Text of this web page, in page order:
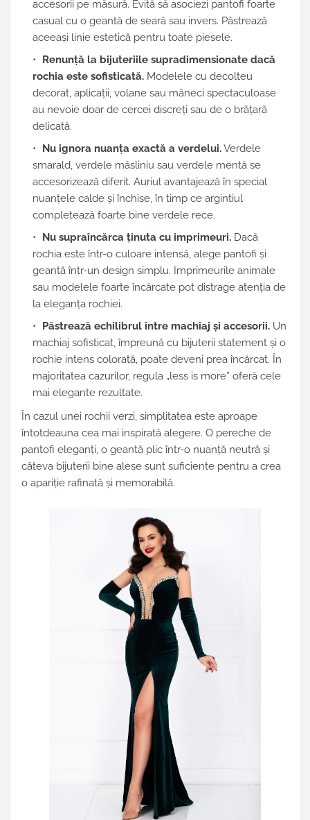
accesorii pe măsură. Evită să asociezi pantofi foarte
casual cu o geantă de seară sau invers. Păstrează
aceeași linie estetică pentru toate piesele.
Renunță la bijuteriile supradimensionate dacă
rochia este sofisticată. Modelele cu decolteu
decorat, aplicații, volane sau mâneci spectaculoase
au nevoie doar de cercei discreți sau de o brățară
delicată.
Nu ignora nuanța exactă a verdelui.Verdele
smarald, verdele măsliniu sau verdele mentă se
accesorizează diferit. Auriul avantajează în special
nuanțele calde și închise, în timp ce argintiul
completează foarte bine verdele rece.
Nu supraîncărca ținuta cu imprimeuri. Dacă
rochia este într-o culoare intensă, alege pantofi și
geantă într-un design simplu. Imprimeurile animale
sau modelele foarte încărcate pot distrage atenția de
la eleganța rochiei.
Păstrează echilibrul între machiaj și accesorii. Un
machiaj sofisticat, împreună cu bijuterii statement și o
rochie intens colorată, poate deveni prea încărcat. În
majoritatea cazurilor, regula „less is more” oferă cele
mai elegante rezultate.
În cazul unei rochii verzi, simplitatea este aproape
întotdeauna cea mai inspirată alegere. O pereche de
pantofi eleganți, o geantă plic într-o nuanță neutră și
câteva bijuterii bine alese sunt suficiente pentru a crea
o apariție rafinată și memorabilă.